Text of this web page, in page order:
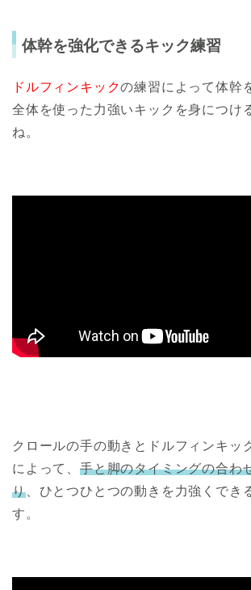
体幹を強化できるキック練習
ドルフィンキックの練習によって体幹
全体を使った力強いキックを身につけ
ね。
クロールの手の動きとドルフィンキッ
によって、 手と脚のタイミングの合わ
り、ひとつひとつの動きを力強くでき
す。